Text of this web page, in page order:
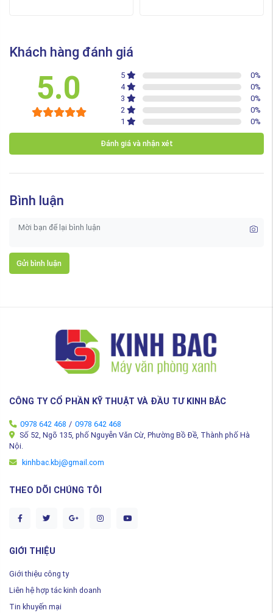
Khách hàng đánh giá
5.0 5 0%
4
0%
3
0%
2
0%
1
0%
Đánh giá và nhận xét
Bình luận
Gửi bình luận
CÔNG TY CỔ PHẦN KỸ THUẬT VÀ ĐẦU TƯ KINH BẮC
0978 642 468 / 0978 642 468
Số 52, Ngõ 135, phố Nguyễn Văn Cừ, Phường Bồ Đề, Thành phố Hà
Nội.
kinhbac.kbj@gmail.com
THEO DÕI CHÚNG TÔI
GIỚI THIỆU
Giới thiệu công ty
Liên hệ hợp tác kinh doanh
Tin khuyến mại